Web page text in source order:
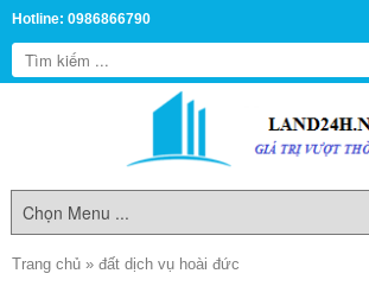
Hotline: 0986866790
Trang chủ » đất dịch vụ hoài đức